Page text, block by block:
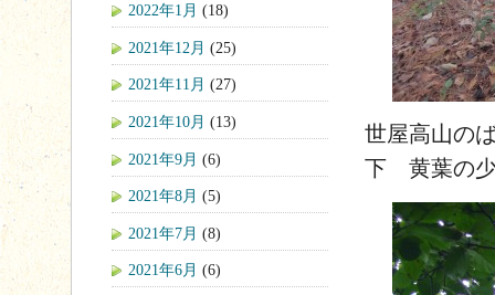
世屋高山の
下 黄葉の
2022年1月 (18)
2021年12月 (25)
2021年11月 (27)
2021年10月 (13)
2021年9月 (6)
2021年8月 (5)
2021年7月 (8)
2021年6月 (6)